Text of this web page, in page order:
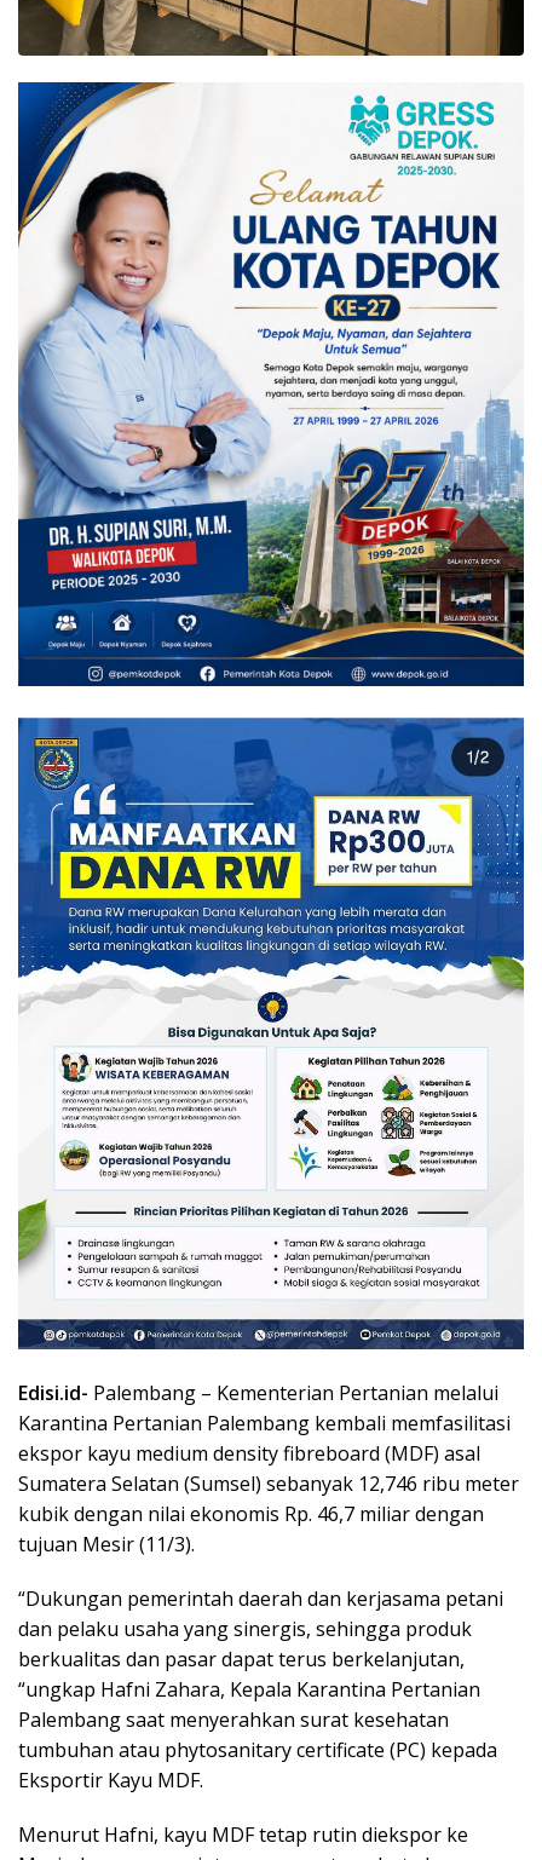
Edisi.id- Palembang – Kementerian Pertanian melalui
Karantina Pertanian Palembang kembali memfasilitasi
ekspor kayu medium density fibreboard (MDF) asal
Sumatera Selatan (Sumsel) sebanyak 12,746 ribu meter
kubik dengan nilai ekonomis Rp. 46,7 miliar dengan
tujuan Mesir (11/3).
“Dukungan pemerintah daerah dan kerjasama petani
dan pelaku usaha yang sinergis, sehingga produk
berkualitas dan pasar dapat terus berkelanjutan,
“ungkap Hafni Zahara, Kepala Karantina Pertanian
Palembang saat menyerahkan surat kesehatan
tumbuhan atau phytosanitary certificate (PC) kepada
Eksportir Kayu MDF.
Menurut Hafni, kayu MDF tetap rutin diekspor ke